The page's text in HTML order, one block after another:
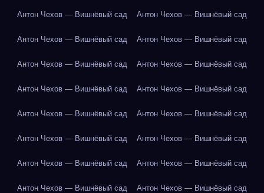
Антон Чехов — Вишнёвый сад Антон Чехов — Вишнёвый сад
Антон Чехов — Вишнёвый сад Антон Чехов — Вишнёвый сад
Антон Чехов — Вишнёвый сад Антон Чехов — Вишнёвый сад
Антон Чехов — Вишнёвый сад Антон Чехов — Вишнёвый сад
Антон Чехов — Вишнёвый сад Антон Чехов — Вишнёвый сад
Антон Чехов — Вишнёвый сад Антон Чехов — Вишнёвый сад
Антон Чехов — Вишнёвый сад Антон Чехов — Вишнёвый сад
Антон Чехов — Вишнёвый сад Антон Чехов — Вишнёвый сад